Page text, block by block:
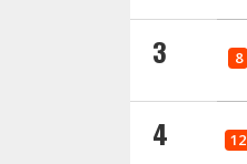
3 8
4 12